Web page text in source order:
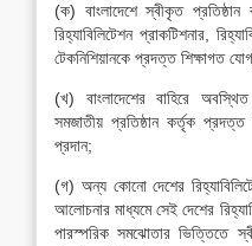
(ক) বাংলাদেশে স্বীকৃত প্রতিষ্ঠান
রিহ্যাবিলিটেশন প্রাকটিশনার,
টেকনিশিয়ানকে প্রদত্ত শিক্ষাগত
(খ) বাংলাদেশের বাহিরে অবস্থিত
সমজাতীয় প্রতিষ্ঠান কর্তৃক প্রদত্ত
প্রদান;
(গ) অন্য কোনো দেশের
আলোচনার মাধ্যমে সেই দেশের
পারস্পরিক সমঝোতার ভিত্তিতে